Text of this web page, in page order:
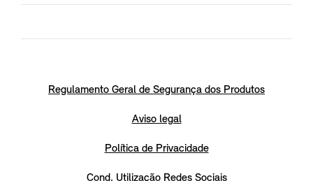
Regulamento Geral de Segurança dos Produtos
Aviso legal
Política de Privacidade
Cond. Utilização Redes Sociais